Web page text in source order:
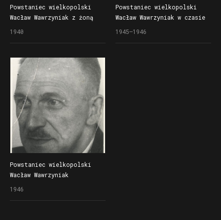
Powstaniec wielkopolski
Wacław Wawrzyniak z żoną
1940
Powstaniec wielkopolski
Wacław Wawrzyniak w czasie
1945–1946
Powstaniec wielkopolski
Wacław Wawrzyniak
1946